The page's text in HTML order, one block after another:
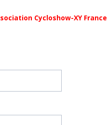
Cycloshow-XY France